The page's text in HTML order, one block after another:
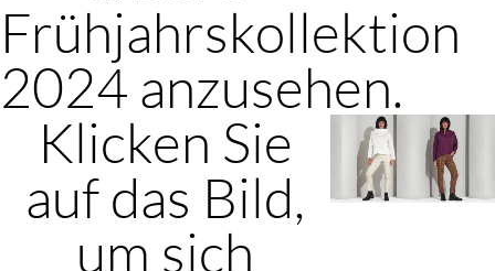
Frühjahrskollektion
2024 anzusehen.
Klicken Sie
auf das Bild,
um sich